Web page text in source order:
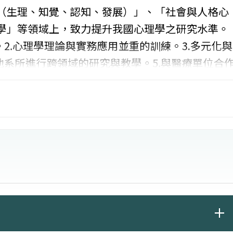
理、知覺、認知、發展）」、「社會與人格心
等領域上，致力提升我國心理學之研究水準。
心理學理論與實務應用並重的訓練。3.多元化與
所進行跨領域的研究與教學。5.與醫療單位合